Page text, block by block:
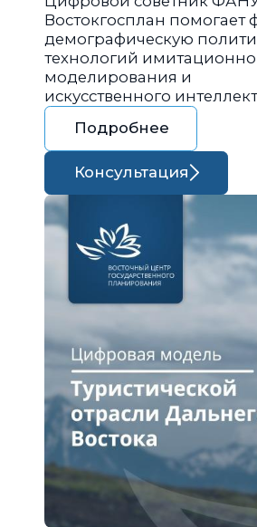
Востокгосплан помогает
демографическую
технологий
моделирования и
искусственного
Подробнее
Консультация